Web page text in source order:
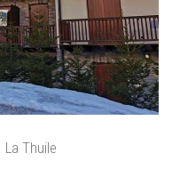
La Thuile